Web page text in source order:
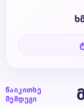
წაიკითხე
შემდეგი